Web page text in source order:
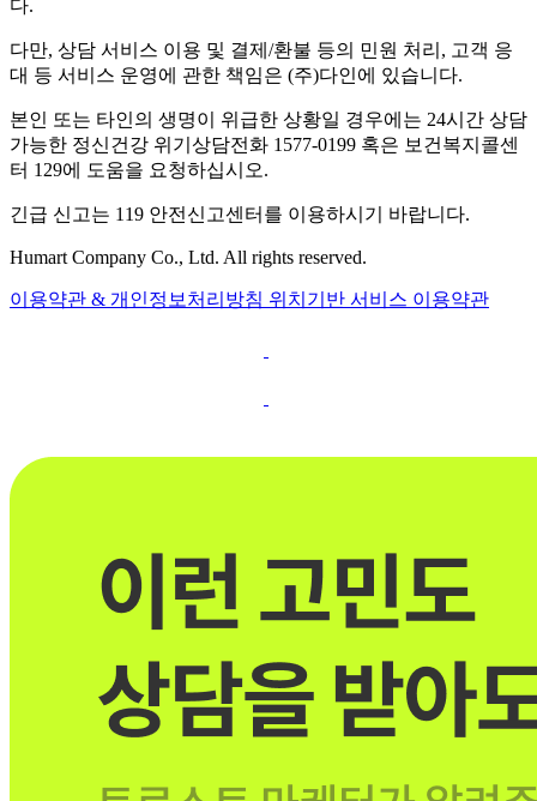
다.
다만, 상담 서비스 이용 및 결제/환불 등의 민원 처리, 고객 응
대 등 서비스 운영에 관한 책임은 (주)다인에 있습니다.
본인 또는 타인의 생명이 위급한 상황일 경우에는 24시간 상담
가능한 정신건강 위기상담전화 1577-0199 혹은 보건복지콜센
터 129에 도움을 요청하십시오.
긴급 신고는 119 안전신고센터를 이용하시기 바랍니다.
Humart Company Co., Ltd. All rights reserved.
이용약관 & 개인정보처리방침 위치기반 서비스 이용약관